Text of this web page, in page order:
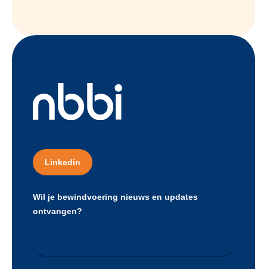
Linkedin
Wil je bewindvoering nieuws en updates
ontvangen?